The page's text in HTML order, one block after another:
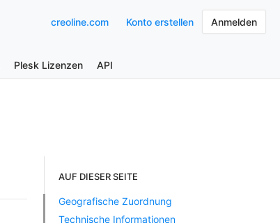
creoline.com Konto erstellen Anmelden
Plesk Lizenzen API
AUF DIESER SEITE
Geografische Zuordnung
Technische Informationen